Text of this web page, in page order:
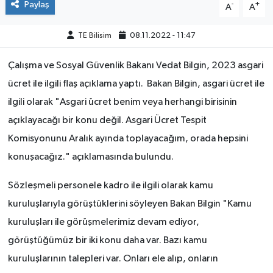
Paylaş A- A+
TE Bilisim 08.11.2022 - 11:47
Çalışma ve Sosyal Güvenlik Bakanı Vedat Bilgin, 2023 asgari
ücret ile ilgili flaş açıklama yaptı. Bakan Bilgin, asgari ücret ile
ilgili olarak "Asgari ücret benim veya herhangi birisinin
açıklayacağı bir konu değil. Asgari Ücret Tespit
Komisyonunu Aralık ayında toplayacağım, orada hepsini
konuşacağız." açıklamasında bulundu.
Sözleşmeli personele kadro ile ilgili olarak kamu
kuruluşlarıyla görüştüklerini söyleyen Bakan Bilgin "Kamu
kuruluşları ile görüşmelerimiz devam ediyor,
görüştüğümüz bir iki konu daha var. Bazı kamu
kuruluşlarının talepleri var. Onları ele alıp, onların